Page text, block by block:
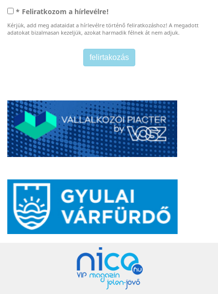
* Feliratkozom a hírlevélre!
Kérjük, add meg adataidat a hírlevélre történő feliratkozáshoz! A megadott
adatokat bizalmasan kezeljük, azokat harmadik félnek át nem adjuk.